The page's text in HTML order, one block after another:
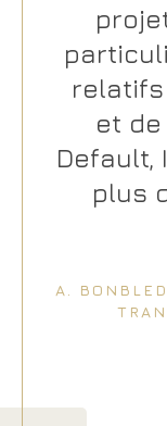
et
Default,
plus
A.